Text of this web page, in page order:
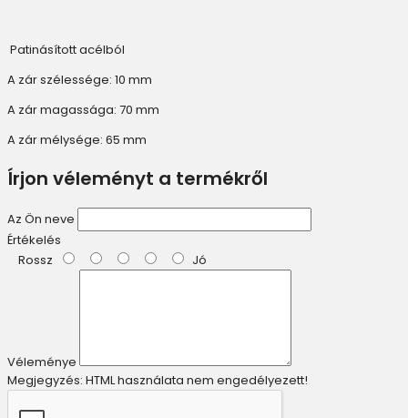
Patinásított acélból
A zár szélessége: 10 mm
A zár magassága: 70 mm
A zár mélysége: 65 mm
Írjon véleményt a termékről
Az Ön neve
Értékelés
Rossz
Jó
Véleménye
Megjegyzés: HTML használata nem engedélyezett!